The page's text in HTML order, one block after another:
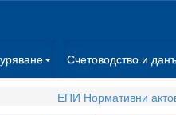
Счетоводство и
ЕПИ Нормативни